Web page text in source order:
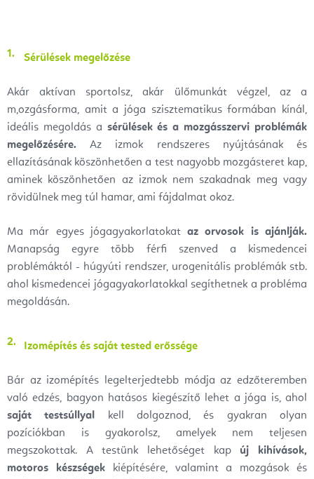
Sérülések megelőzése
Akár aktívan sportolsz, akár ülőmunkát végzel, az a
m,ozgásforma, amit a jóga szisztematikus formában kínál,
ideális megoldás a sérülések és a mozgásszervi problémák
megelőzésére. Az izmok rendszeres nyújtásának és
ellazításának köszönhetően a test nagyobb mozgásteret kap,
aminek köszönhetően az izmok nem szakadnak meg vagy
rövidülnek meg túl hamar, ami fájdalmat okoz.
Ma már egyes jógagyakorlatokataz orvosok is ajánlják.
Manapság egyre több férfi szenved a kismedencei
problémáktól - húgyúti rendszer, urogenitális problémák stb.
ahol kismedencei jógagyakorlatokkal segíthetnek a probléma
megoldásán.
Izomépítés és saját tested erőssége
Bár az izomépítés legelterjedtebb módja az edzőteremben
való edzés, bagyon hatásos kiegészítő lehet a jóga is, ahol
saját testsúllyal kell dolgoznod, és gyakran olyan
pozíciókban is gyakorolsz, amelyek nem teljesen
megszokottak. A testünk lehetőséget kap új kihívások,
motoros készségekkiépítésére, valamint a mozgások és